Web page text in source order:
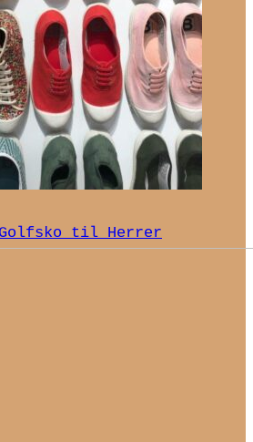
Golfsko til Herrer